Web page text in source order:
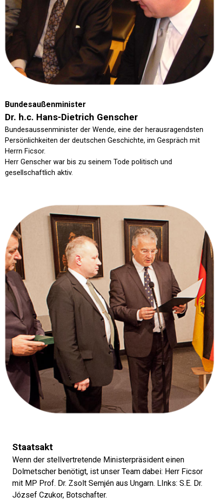
Bundesaußenminister
Dr. h.c. Hans-Dietrich Genscher
Bundesaussenminister der Wende, eine der herausragendsten
Persönlichkeiten der deutschen Geschichte, im Gespräch mit
Herrn Ficsor.
Herr Genscher war bis zu seinem Tode politisch und
gesellschaftlich aktiv.
Staatsakt
Wenn der stellvertretende Ministerpräsident einen
Dolmetscher benötigt, ist unser Team dabei: Herr Ficsor
mit MP Prof. Dr. Zsolt Semjén aus Ungarn. LInks: S.E. Dr.
József Czukor, Botschafter.